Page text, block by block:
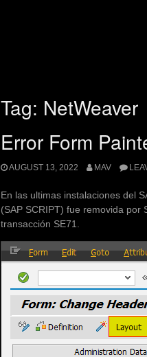
Tag: NetWeaver
Error Form
AUGUST 13, 2022 MAV
En las ultimas instalaciones del
(SAP SCRIPT) fue removida por
transacción SE71.